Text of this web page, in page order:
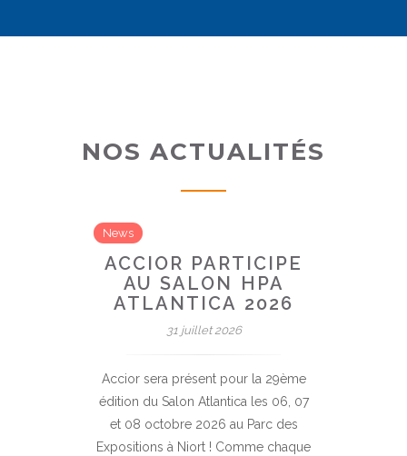
NOS ACTUALITÉS
News
ACCIOR PARTICIPE
AU SALON HPA
ATLANTICA 2026
31 juillet 2026
Accior sera présent pour la 29ème
édition du Salon Atlantica les 06, 07
et 08 octobre 2026 au Parc des
Expositions à Niort ! Comme chaque